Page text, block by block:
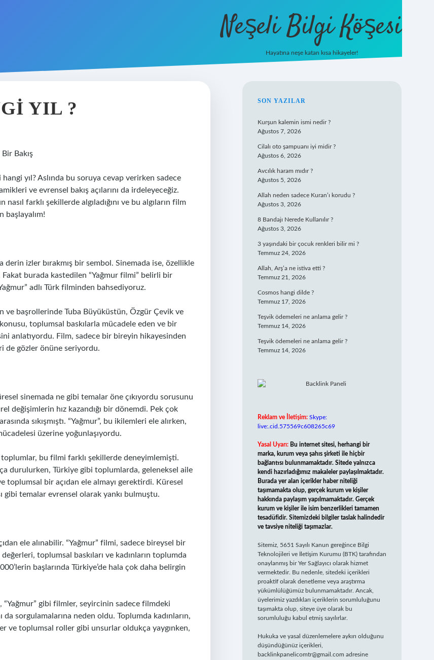
Neşeli Bilgi Köşesi
Hayatına neşe katan kısa hikayeler!
YIL ?
Bakış
yıl? Aslında bu soruya cevap verirken sadece
ve evrensel bakış açılarını da irdeleyeceğiz.
farklı şekillerde algıladığını ve bu algıların film
başlayalım!
izler bırakmış bir sembol. Sinemada ise, özellikle
Fakat burada kastedilen “Yağmur filmi” belirli bir
adlı Türk filminden bahsediyoruz.
ve başrollerinde Tuba Büyüküstün, Özgür Çevik ve
toplumsal baskılarla mücadele eden ve bir
anlatıyordu. Film, sadece bir bireyin hikayesinden
de gözler önüne seriyordu.
sinemada ne gibi temalar öne çıkıyordu sorusunu
değişimlerin hız kazandığı bir dönemdi. Pek çok
sıkışmıştı. “Yağmur”, bu ikilemleri ele alırken,
üzerine yoğunlaşıyordu.
bu filmi farklı şekillerde deneyimlemişti.
durulurken, Türkiye gibi toplumlarda, geleneksel aile
toplumsal bir açıdan ele almayı gerektirdi. Küresel
gibi temalar evrensel olarak yankı bulmuştu.
ele alınabilir. “Yağmur” filmi, sadece bireysel bir
toplumsal baskıları ve kadınların toplumda
başlarında Türkiye’de hala çok daha belirgin
“Yağmur” gibi filmler, seyircinin sadece filmdeki
sorgulamalarına neden oldu. Toplumda kadınların,
ve toplumsal roller gibi unsurlar oldukça yaygınken,
SIDEBAR
SON YAZILAR
Kurşun kalemin ismi nedir ?
Ağustos 7, 2026
Cilalı oto şampuanı iyi midir ?
Ağustos 6, 2026
Avcılık haram mıdır ?
Ağustos 5, 2026
Allah neden sadece Kuran’ı korudu ?
Ağustos 3, 2026
8 Bandajı Nerede Kullanılır ?
Ağustos 3, 2026
3 yaşındaki bir çocuk renkleri bilir mi ?
Temmuz 24, 2026
Allah, Arş’a ne istiva etti ?
Temmuz 21, 2026
Cosmos hangi dilde ?
Temmuz 17, 2026
Teşvik ödemeleri ne anlama gelir ?
Temmuz 14, 2026
Teşvik ödemeleri ne anlama gelir ?
Temmuz 14, 2026
Reklam ve İletişim: Skype:
live:.cid.575569c608265c69
Yasal Uyarı: Bu internet sitesi, herhangi bir
marka, kurum veya şahıs şirketi ile hiçbir
bağlantısı bulunmamaktadır. Sitede yalnızca
kendi hazırladığımız makaleler paylaşılmaktadır.
Burada yer alan içerikler haber niteliği
taşımamakta olup, gerçek kurum ve kişiler
hakkında paylaşım yapılmamaktadır. Gerçek
kurum ve kişiler ile isim benzerlikleri tamamen
tesadüfidir. Sitemizdeki bilgiler taslak halindedir
ve tavsiye niteliği taşımazlar.
Sitemiz, 5651 Sayılı Kanun gereğince Bilgi
Teknolojileri ve İletişim Kurumu (BTK) tarafından
onaylanmış bir Yer Sağlayıcı olarak hizmet
vermektedir. Bu nedenle, sitedeki içerikleri
proaktif olarak denetleme veya araştırma
yükümlülüğümüz bulunmamaktadır. Ancak,
üyelerimiz yazdıkları içeriklerin sorumluluğunu
taşımakta olup, siteye üye olarak bu
sorumluluğu kabul etmiş sayılırlar.
Hukuka ve yasal düzenlemelere aykırı olduğunu
düşündüğünüz içerikleri,
backlinkpanelicomtr@gmail.com adresine